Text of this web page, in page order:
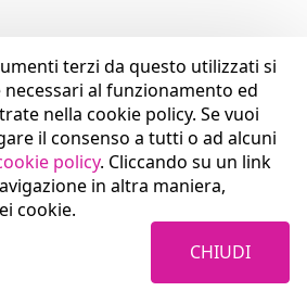
terzi da questo utilizzati si
al funzionamento ed
nella cookie policy. Se vuoi
il consenso a tutti o ad alcuni
policy. Cliccando su un link
in altra maniera,
cookie.
CHIUDI